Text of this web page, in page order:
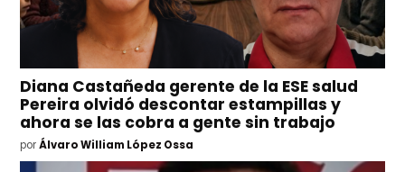
Diana Castañeda gerente de la ESE salud
Pereira olvidó descontar estampillas y
ahora se las cobra a gente sin trabajo
por Álvaro William López Ossa